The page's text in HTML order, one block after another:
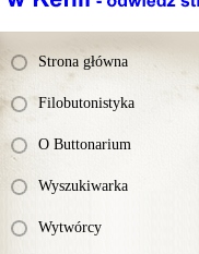
Strona główna
Filobutonistyka
O Buttonarium
Wyszukiwarka
Wytwórcy